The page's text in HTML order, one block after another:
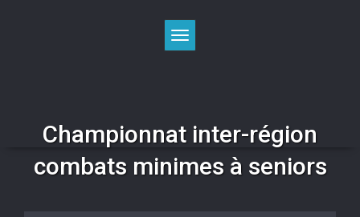
Toggle navigation
Championnat inter-région
combats minimes à seniors